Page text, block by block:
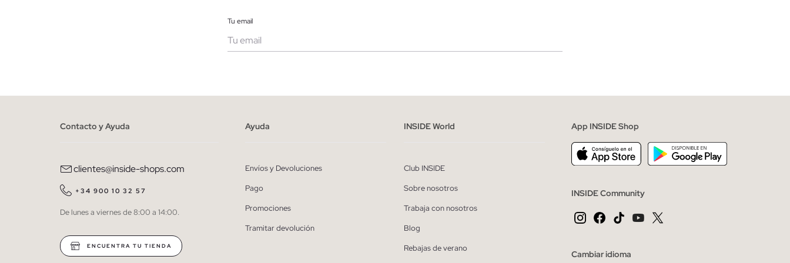
Tu email
* Puedes cancelar la suscripción en cualquier momento.
Contacto y Ayuda
clientes@inside-shops.com
+34 900 10 32 57
De lunes a viernes de 8:00 a 14:00.
ENCUENTRA TU TIENDA
Ayuda
Envíos y Devoluciones
Pago
Promociones
Tramitar devolución
INSIDE World
Club INSIDE
Sobre nosotros
Trabaja con nosotros
Blog
Rebajas de verano
App INSIDE Shop
INSIDE Community
Cambiar idioma